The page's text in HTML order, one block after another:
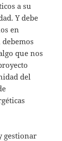
a su
Y debe
en
que nos
del
gestionar